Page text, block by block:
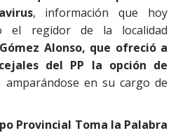
ti
r
, información que hoy
el regidor de la localidad
Alonso, que ofreció a
del PP la opción de
amparándose en su cargo de
Provincial Toma la Palabra